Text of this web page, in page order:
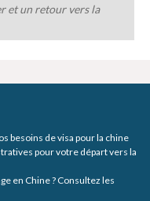
et un retour vers la
besoins de visa pour la chine
pour votre départ vers la
en Chine ? Consultez les